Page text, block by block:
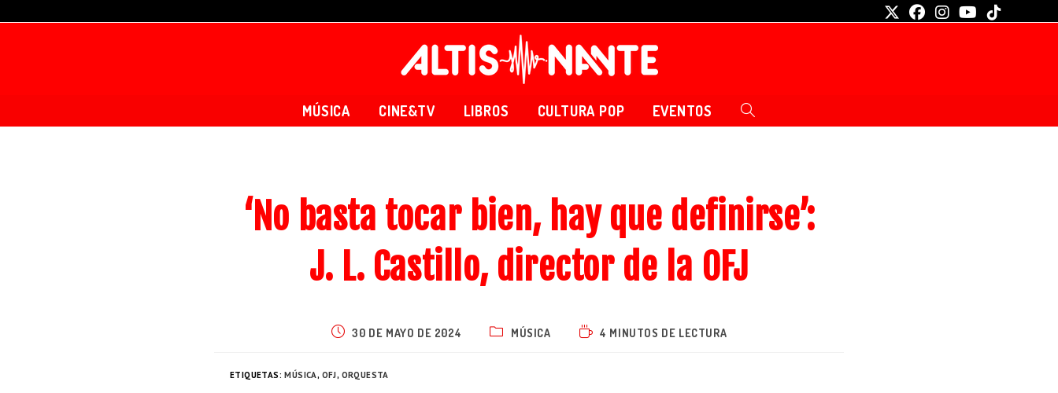
MÚSICA CINE&TV LIBROS CULTURA POP EVENTOS
‘No basta tocar bien, hay que definirse’:
J. L. Castillo, director de la OFJ
30 DE MAYO DE 2024 MÚSICA 4 MINUTOS DE LECTURA
ETIQUETAS:MÚSICA, OFJ, ORQUESTA